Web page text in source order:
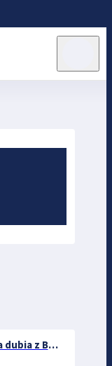
Šváb argentinský Blaptica dubia z Brna nejen do celé ČR